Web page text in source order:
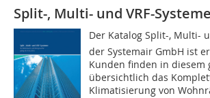
Split-, Multi- und VRF-Systeme
Der Katalog Split-, Multi-
der Systemair GmbH ist
Kunden finden in diesem
übersichtlich das
Klimatisierung von